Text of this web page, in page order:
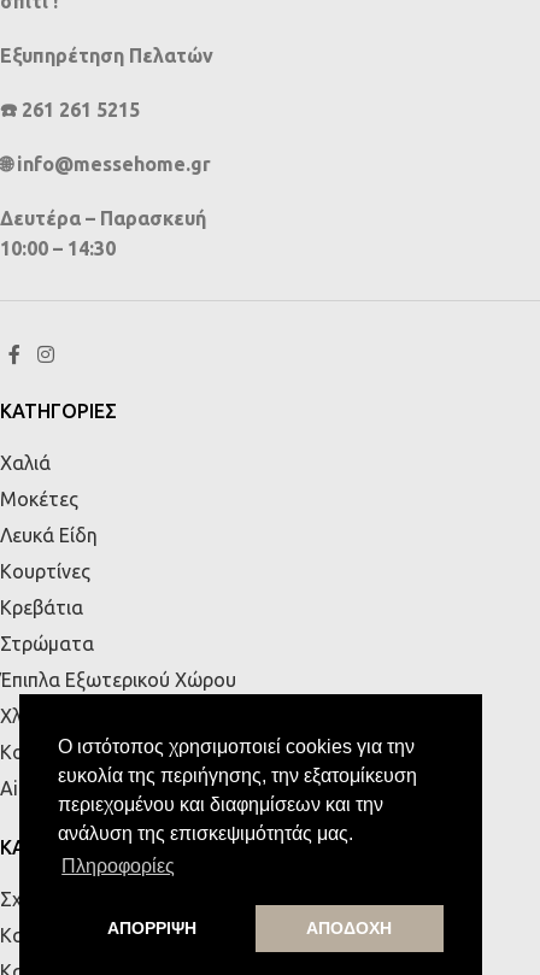
Ο ιστότοπος χρησιμοποιεί cookies για την
ευκολία της περιήγησης, την εξατομίκευση
περιεχομένου και διαφημίσεων και την
ανάλυση της επισκεψιμότητάς μας.
Πληροφορίες
ΑΠΟΡΡΙΨΗ ΑΠΟΔΟΧΗ
Εξυπηρέτηση Πελατών
☎️ 261 261 5215
🌐 info@messehome.gr
Δευτέρα – Παρασκευή
10:00 – 14:30
ΚΑΤΗΓΟΡΙΕΣ
Χαλιά
Μοκέτες
Λευκά Είδη
Κουρτίνες
Κρεβάτια
Στρώματα
Έπιπλα Εξωτερικού Χώρου
Χλοοτάπητες
Κουζίνα
Airbnb
ΚΑΤΑΣΤΗΜΑΤΑ
Σχετικά με εμάς
Κατάστημα Πάτρας